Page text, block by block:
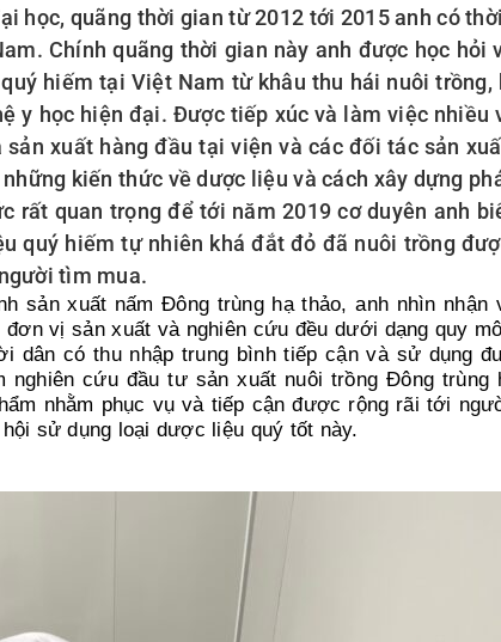
học, quãng thời gian từ 2012 tới 2015 anh có
Chính quãng thời gian này anh được học hỏi
hiếm tại Việt Nam từ khâu thu hái nuôi trồng,
y học hiện đại. Được tiếp xúc và làm việc nhiều
xuất hàng đầu tại viện và các đối tác sản
kiến thức về dược liệu và cách xây dựng
rất quan trọng để tới năm 2019 cơ duyên anh
quý hiếm tự nhiên khá đắt đỏ đã nuôi trồng
tìm mua.
sản xuất nấm Đông trùng hạ thảo, anh nhìn nhận
vị sản xuất và nghiên cứu đều dưới dạng quy
dân có thu nhập trung bình tiếp cận và sử dụng
nghiên cứu đầu tư sản xuất nuôi trồng Đông trùng
nhằm phục vụ và tiếp cận được rộng rãi tới
sử dụng loại dược liệu quý tốt này.